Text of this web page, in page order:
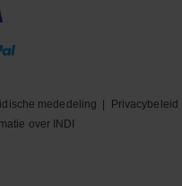
mededeling
Privacybeleid
over INDI